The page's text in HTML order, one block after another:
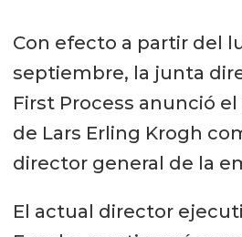
Con efecto a partir del
septiembre, la junta
First Process anunció
de Lars Erling Krogh
director general de la
El actual director